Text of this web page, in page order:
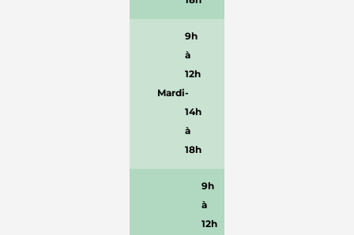
Mardi
9h
à
12h
-
14h
à
18h
9h
à
12h